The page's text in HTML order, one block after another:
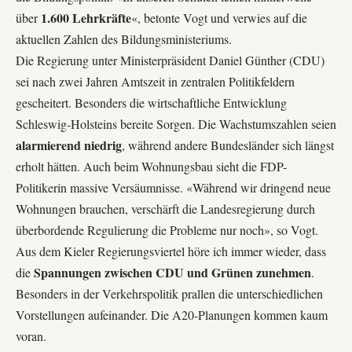
über1.600 Lehrkräfte«, betonte Vogt und verwies auf die
aktuellen Zahlen des Bildungsministeriums.
Die Regierung unter Ministerpräsident Daniel Günther (CDU)
sei nach zwei Jahren Amtszeit in zentralen Politikfeldern
gescheitert. Besonders die wirtschaftliche Entwicklung
Schleswig-Holsteins bereite Sorgen. Die Wachstumszahlen seien
alarmierend niedrig, während andere Bundesländer sich längst
erholt hätten. Auch beim Wohnungsbau sieht die FDP-
Politikerin massive Versäumnisse. «Während wir dringend neue
Wohnungen brauchen, verschärft die Landesregierung durch
überbordende Regulierung die Probleme nur noch», so Vogt.
Aus dem Kieler Regierungsviertel höre ich immer wieder, dass
dieSpannungen zwischen CDU und Grünen zunehmen.
Besonders in der Verkehrspolitik prallen die unterschiedlichen
Vorstellungen aufeinander. Die A20-Planungen kommen kaum
voran.